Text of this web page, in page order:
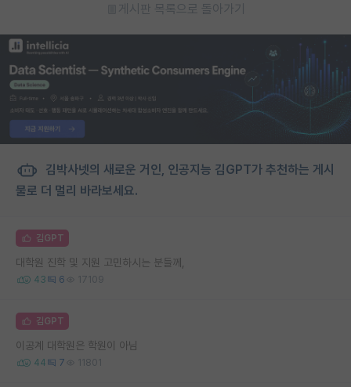
게시판 목록으로 돌아가기
김박사넷의 새로운 거인, 인공지능 김GPT가 추천하는 게시
물로 더 멀리 바라보세요.
김GPT
대학원 진학 및 지원 고민하시는 분들께,
43 6 17109
김GPT
이공계 대학원은 학원이 아님
44 7 11801